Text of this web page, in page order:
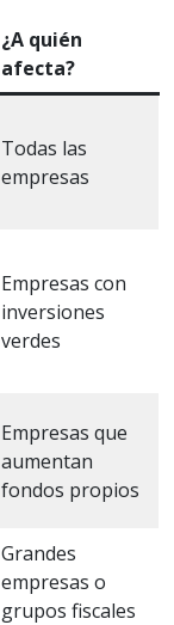
¿A quién
afecta?
Todas las
empresas
Empresas con
inversiones
verdes
Empresas que
aumentan
fondos propios
Grandes
empresas o
grupos fiscales